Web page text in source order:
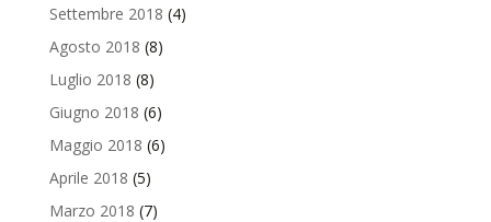
Settembre 2018 (4)
Agosto 2018 (8)
Luglio 2018 (8)
Giugno 2018 (6)
Maggio 2018 (6)
Aprile 2018 (5)
Marzo 2018 (7)